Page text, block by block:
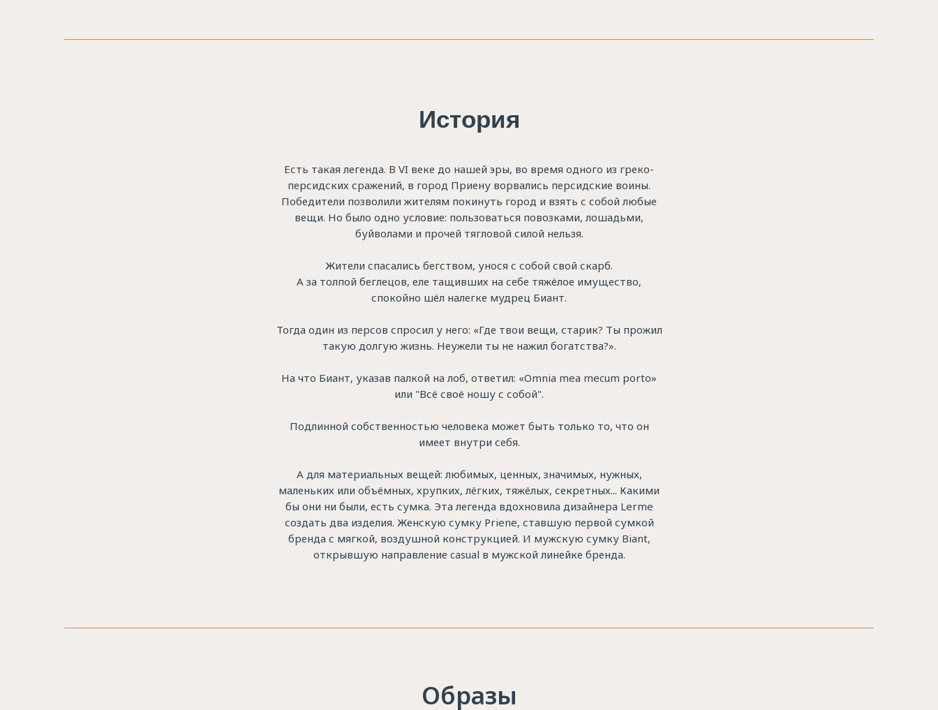
История
Есть такая легенда. В VI веке до нашей эры, во время одного из греко-
персидских сражений, в город Приену ворвались персидские воины.
Победители позволили жителям покинуть город и взять с собой любые
вещи. Но было одно условие: пользоваться повозками, лошадьми,
буйволами и прочей тягловой силой нельзя.
Жители спасались бегством, унося с собой свой скарб.
А за толпой беглецов, еле тащивших на себе тяжёлое имущество,
спокойно шёл налегке мудрец Биант.
Тогда один из персов спросил у него: «Где твои вещи, старик? Ты прожил
такую долгую жизнь. Неужели ты не нажил богатства?».
На что Биант, указав палкой на лоб, ответил: «Omnia mea mecum porto»
или "Всё своё ношу с собой".
Подлинной собственностью человека может быть только то, что он
имеет внутри себя.
А для материальных вещей: любимых, ценных, значимых, нужных,
маленьких или объёмных, хрупких, лёгких, тяжёлых, секретных... Какими
бы они ни были, есть сумка. Эта легенда вдохновила дизайнера Lerme
создать два изделия. Женскую сумку Priene, ставшую первой сумкой
бренда с мягкой, воздушной конструкцией. И мужскую сумку Biant,
открывшую направление casual в мужской линейке бренда.
Образы